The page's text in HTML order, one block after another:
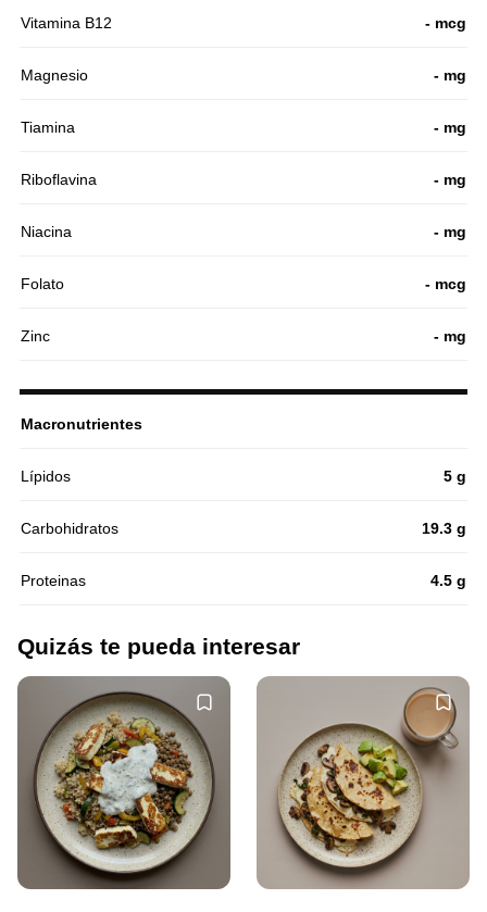
Vitamina B12 - mcg
Magnesio - mg
Tiamina - mg
Riboflavina - mg
Niacina - mg
Folato - mcg
Zinc - mg
Macronutrientes
Lípidos 5 g
Carbohidratos 19.3 g
Proteinas 4.5 g
Quizás te pueda interesar